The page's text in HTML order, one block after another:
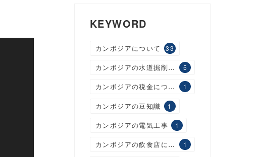
KEYWORD
カンボジアについて 33
カンボジアの水道掘削工事 5
カンボジアの税金について 1
カンボジアの豆知識 1
カンボジアの電気工事 1
カンボジアの飲食店について 1